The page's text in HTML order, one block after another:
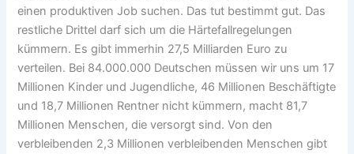
einen produktiven Job suchen. Das tut bestimmt gut. Das
restliche Drittel darf sich um die Härtefallregelungen
kümmern. Es gibt immerhin 27,5 Milliarden Euro zu
verteilen. Bei 84.000.000 Deutschen müssen wir uns um 17
Millionen Kinder und Jugendliche, 46 Millionen Beschäftigte
und 18,7 Millionen Rentner nicht kümmern, macht 81,7
Millionen Menschen, die versorgt sind. Von den
verbleibenden 2,3 Millionen verbleibenden Menschen gibt